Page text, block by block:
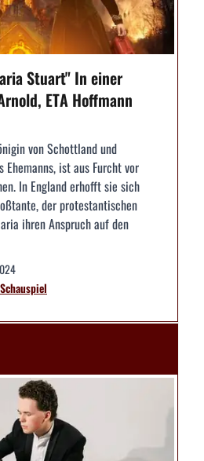
Stuart" In einer
ETA Hoffmann
von Schottland und
ist aus Furcht vor
In England erhofft sie sich
der protestantischen
ihren Anspruch auf den
Schauspiel